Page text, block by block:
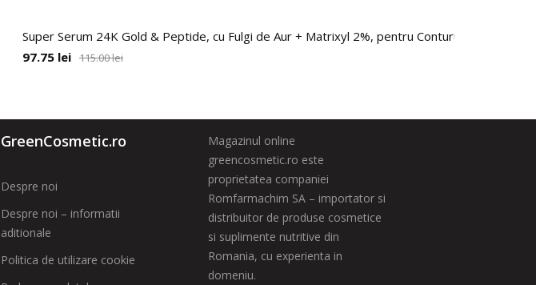
Super Serum 24K Gold & Peptide, cu Fulgi de Aur + Matrixyl 2%, pentru Conturul Ochilor si
115.00lei
97.75 lei
GreenCosmetic.ro
Despre noi
Despre noi – informatii
aditionale
Politica de utilizare cookie
Magazinul online
greencosmetic.ro este
proprietatea companiei
Romfarmachim SA – importator si
distribuitor de produse cosmetice
si suplimente nutritive din
Romania, cu experienta in
domeniu.